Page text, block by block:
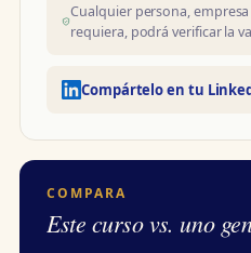
Cualquier persona,
requiera, podrá verificar la
Compártelo en tu
COMPARA
Este curso vs. uno